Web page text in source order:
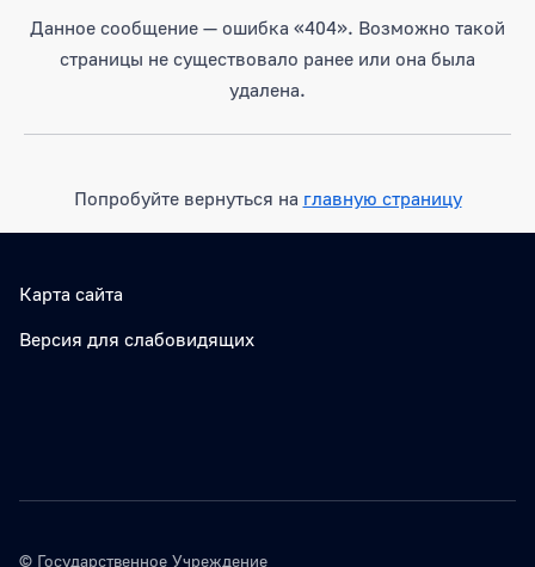
Данное сообщение — ошибка «404». Возможно такой
страницы не существовало ранее или она была
удалена.
Попробуйте вернуться на главную страницу
Карта сайта
Версия для слабовидящих
© Государственное Учреждение